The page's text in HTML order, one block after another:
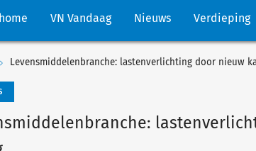
VN Vandaag Nieuws Verdieping
Levensmiddelenbranche: lastenverlichting door nieuw